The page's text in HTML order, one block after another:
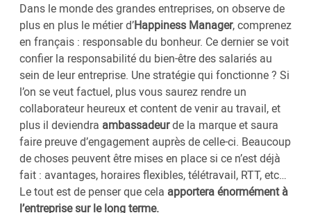
Dans le monde des grandes entreprises, on observe de
plus en plus le métier d’Happiness Manager, comprenez
en français : responsable du bonheur. Ce dernier se voit
confier la responsabilité du bien-être des salariés au
sein de leur entreprise. Une stratégie qui fonctionne ? Si
l’on se veut factuel, plus vous saurez rendre un
collaborateur heureux et content de venir au travail, et
plus il deviendra ambassadeurde la marque et saura
faire preuve d’engagement auprès de celle-ci. Beaucoup
de choses peuvent être mises en place si ce n’est déjà
fait : avantages, horaires flexibles, télétravail, RTT, etc…
Le tout est de penser que cela apportera énormément à
l’entreprise sur le long terme.